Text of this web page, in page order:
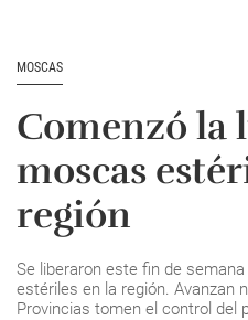
MOSCAS
Comenzó la
moscas
región
Se liberaron este fin de
estériles en la región. Avanzan
Provincias tomen el control del